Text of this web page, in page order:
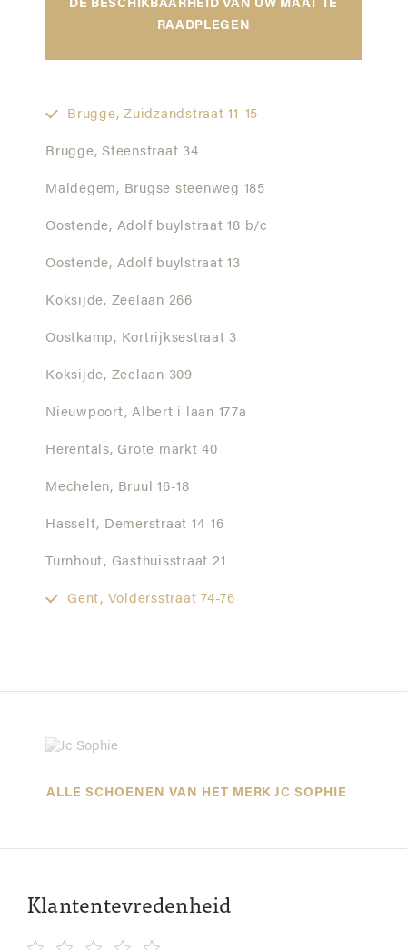
DE BESCHIKBAARHEID VAN UW MAAT TE
RAADPLEGEN
Brugge, Zuidzandstraat 11-15
Brugge, Steenstraat 34
Maldegem, Brugse steenweg 185
Oostende, Adolf buylstraat 18 b/c
Oostende, Adolf buylstraat 13
Koksijde, Zeelaan 266
Oostkamp, Kortrijksestraat 3
Koksijde, Zeelaan 309
Nieuwpoort, Albert i laan 177a
Herentals, Grote markt 40
Mechelen, Bruul 16-18
Hasselt, Demerstraat 14-16
Turnhout, Gasthuisstraat 21
Gent, Voldersstraat 74-76
ALLE SCHOENEN VAN HET MERK JC SOPHIE
Klantentevredenheid